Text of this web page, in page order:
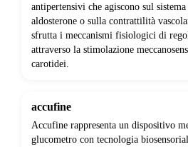
antipertensivi che agiscono sul
aldosterone o sulla contrattilità
sfrutta i meccanismi fisiologici di
attraverso la stimolazione
carotidei.
accufine
Accufine rappresenta un dispositivo
glucometro con tecnologia